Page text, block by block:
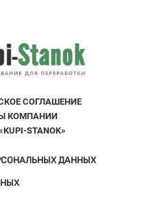
СОГЛАШЕНИE
КОМПАНИИ
STANOK»
ДАННЫХ